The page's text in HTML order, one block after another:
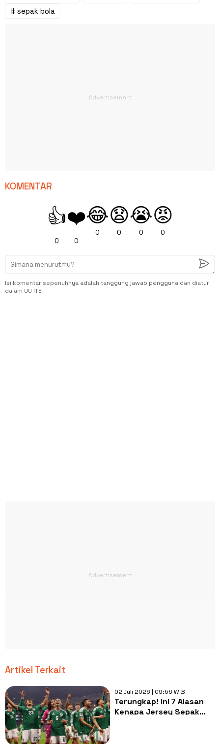
# sepak bola
KOMENTAR
👍
0
❤️
0
😂
0
😧
0
😭
0
😡
0
Isi komentar sepenuhnya adalah tanggung jawab pengguna dan diatur
dalam UU ITE
Artikel Terkait
02 Juli 2026 | 09:56 WIB
Terungkap! Ini 7 Alasan
Kenapa Jersey Sepak